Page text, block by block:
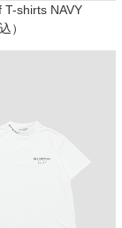
T-shirts NAVY
）